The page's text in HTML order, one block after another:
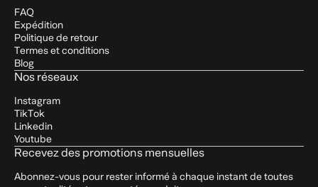
FAQ
Expédition
Politique de retour
Termes et conditions
Blog
Nos réseaux
Instagram
TikTok
Linkedin
Youtube
Recevez des promotions mensuelles
Abonnez-vous pour rester informé à chaque instant de toutes